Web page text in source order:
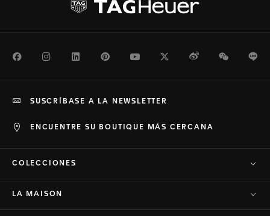
FacebookInstagramLinkedInPinterestYoutubeTwitterWeiboWeChat
ENCUENTRE SU BOUTIQUE MÁS CERCANA
SUSCRÍBASE A LA NEWSLETTER
COLECCIONES
LA MAISON